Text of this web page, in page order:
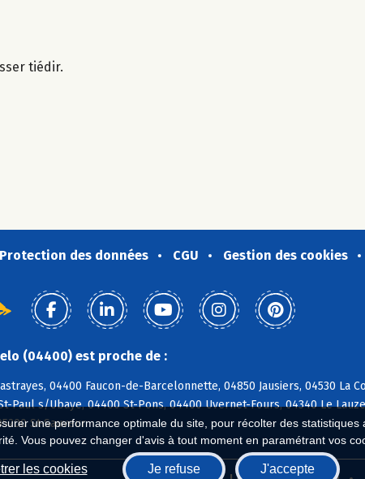
une performance optimale du site, pour récolter des
Vous pouvez changer d'avis à tout moment en paramétrant vos
les cookies Je refuse J'accepte
tiédir.
Protection des données CGU Gestion des cookies
(04400) est proche de :
04400 Faucon-de-Barcelonnette, 04850 Jausiers, 04530 La
Paul s/Ubaye, 04400 St-Pons, 04400 Uvernet-Fours, 04340 Le
St-Sauveur